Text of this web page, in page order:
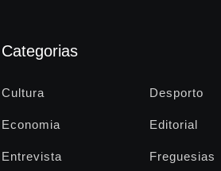
Categorias
Cultura Desporto
Economia Editorial
Entrevista Freguesias